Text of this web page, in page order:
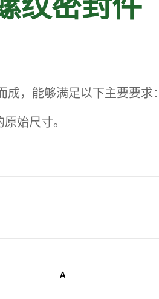
，能够满足以下主要要求：
始尺寸。
A